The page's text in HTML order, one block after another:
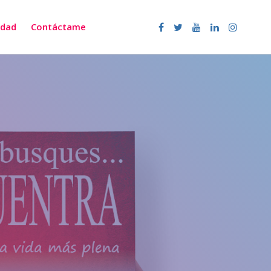
Contáctame